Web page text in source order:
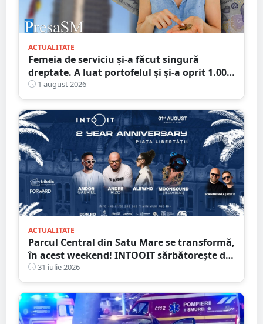
ACTUALITATE
Femeia de serviciu și-a făcut singură
dreptate. A luat portofelul și și-a oprit 1.000
de lei: „Ăștia mi se cuvin, sunt pentru
curățenie”
1 august 2026
ACTUALITATE
Parcul Central din Satu Mare se transformă,
în acest weekend! INTOOIT sărbătorește doi
ani printr-un eveniment spectaculos
31 iulie 2026